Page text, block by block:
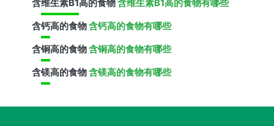
含维生素B1高的食物含维生素B1高的食物有哪些
含钙高的食物含钙高的食物有哪些
含铜高的食物含铜高的食物有哪些
含镁高的食物含镁高的食物有哪些